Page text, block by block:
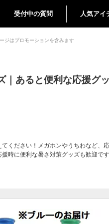
受付中の質問 人気アイ
ジはプロモーションを含みます
｜あると便利な応援グ
ください！メガホンやうちわなど、
時に便利な暑さ対策グッズも歓迎です